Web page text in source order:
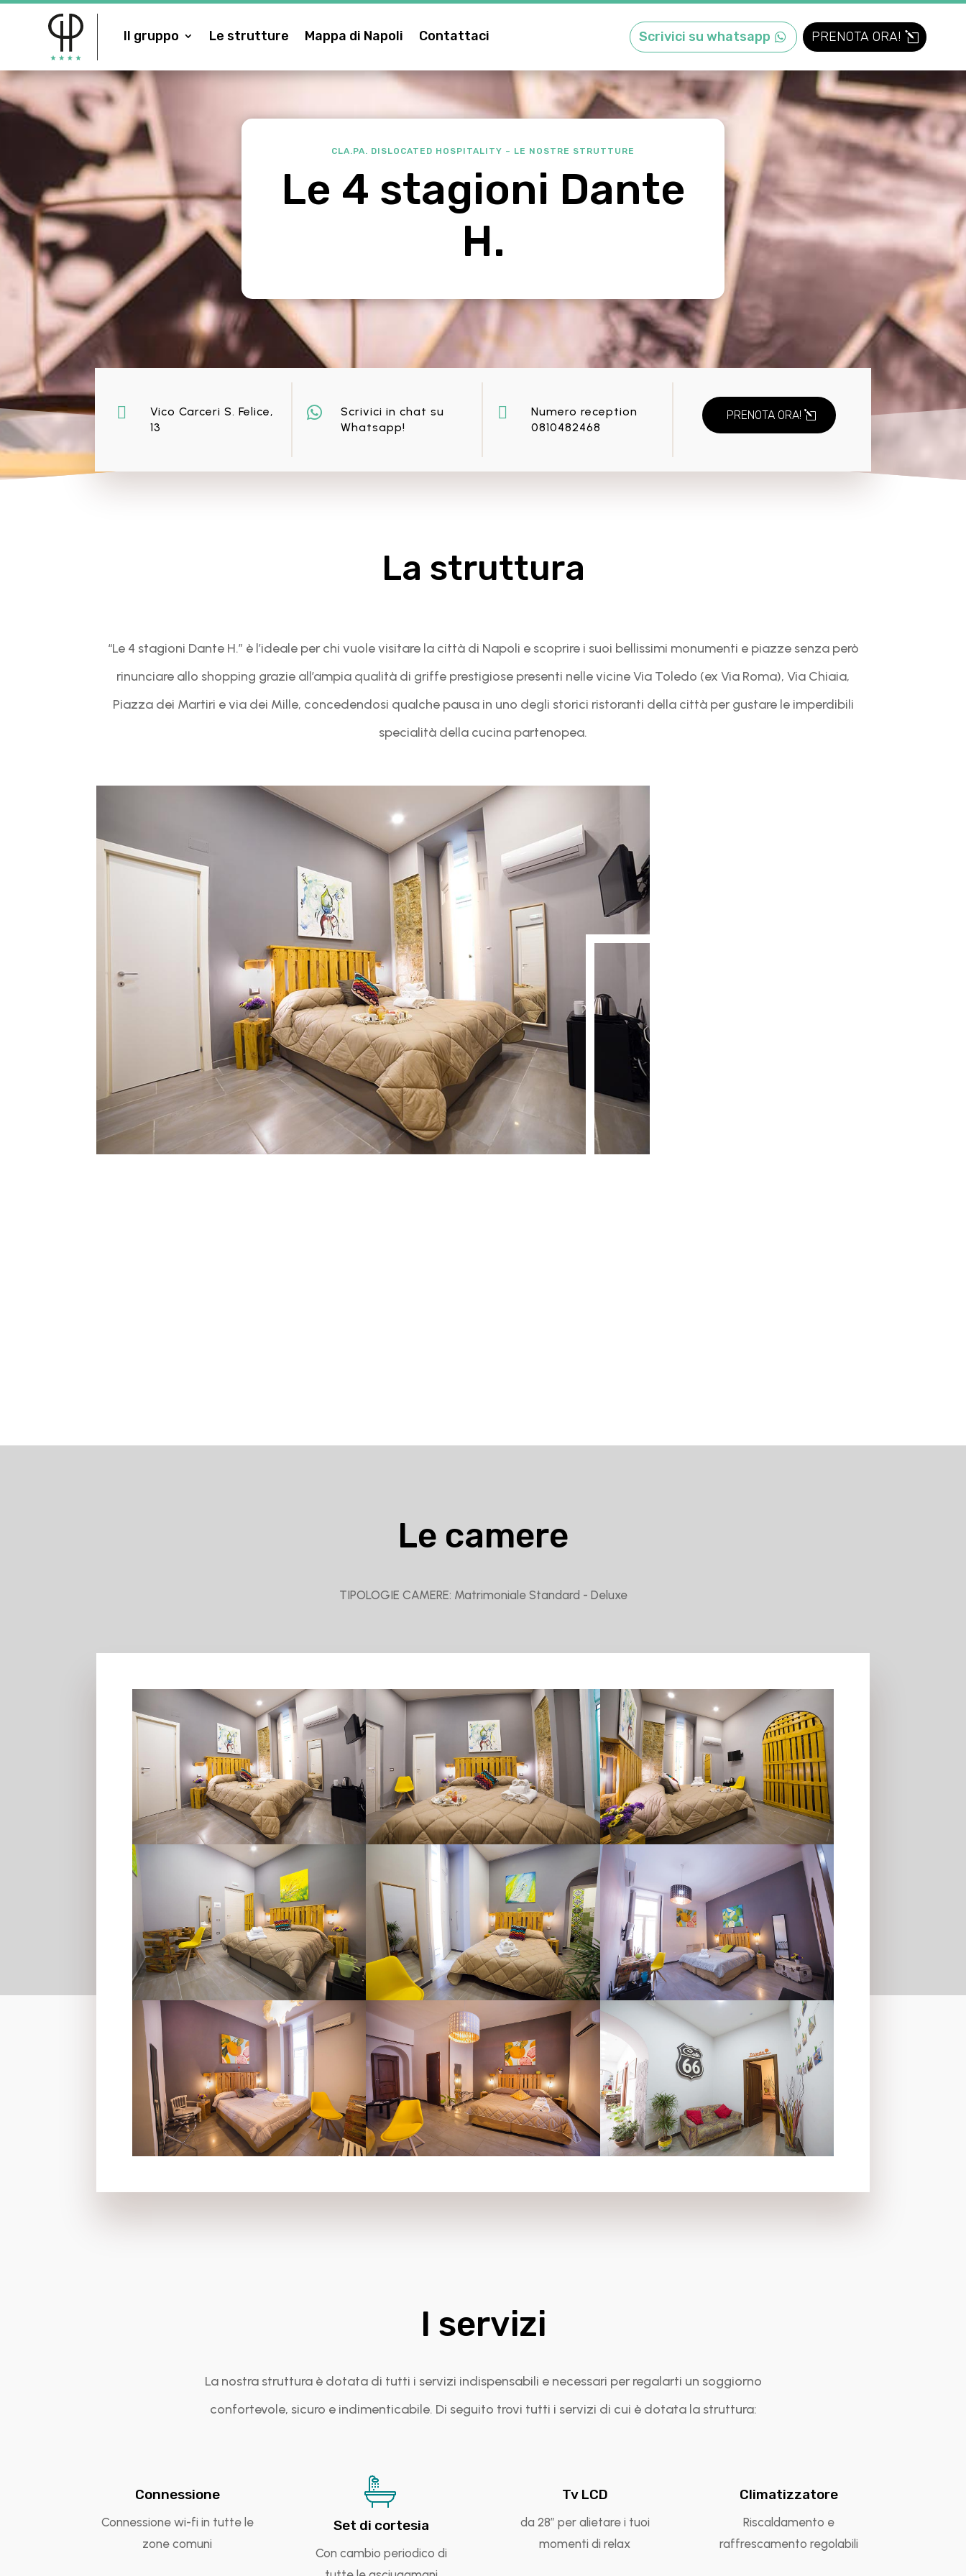
Il gruppo Le strutture Mappa di Napoli Contattaci Scrivici su whatsapp PRENOTA ORA!
CLA.PA. DISLOCATED HOSPITALITY – LE NOSTRE STRUTTURE
Le 4 stagioni Dante
H.

Vico Carceri S. Felice,
13

Scrivici in chat su
Whatsapp!

Numero reception
0810482468
PRENOTA ORA!
La struttura
​“Le 4 stagioni Dante H.” è l’ideale per chi vuole visitare la città di Napoli e scoprire i suoi bellissimi monumenti e piazze senza però
rinunciare allo shopping grazie all’ampia qualità di griffe prestigiose presenti nelle vicine Via Toledo (ex Via Roma), Via Chiaia,
Piazza dei Martiri e via dei Mille, concedendosi qualche pausa in uno degli storici ristoranti della città per gustare le imperdibili
specialità della cucina partenopea.
Le camere
TIPOLOGIE CAMERE: Matrimoniale Standard - Deluxe
I servizi
La nostra struttura è dotata di tutti i servizi indispensabili e necessari per regalarti un soggiorno
confortevole, sicuro e indimenticabile. Di seguito trovi tutti i servizi di cui è dotata la struttura:
Connessione
Connessione wi-fi in tutte le
zone comuni
Set di cortesia
Con cambio periodico di
Tv LCD
da 28″ per alietare i tuoi
momenti di relax
Climatizzatore
Riscaldamento e
raffrescamento regolabili